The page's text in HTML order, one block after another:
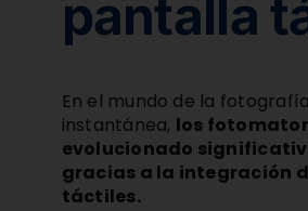
pantalla
En el mundo de la fotografía
instantánea, los
evolucionado
gracias a la integración
táctiles.